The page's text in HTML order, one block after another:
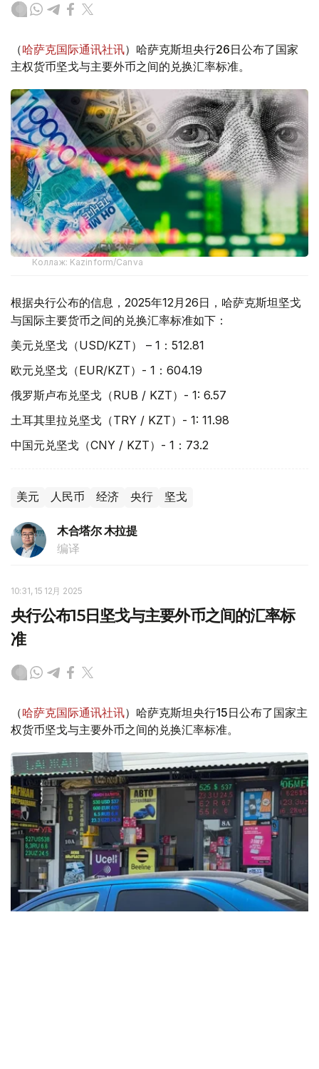
（哈萨克国际通讯社讯）哈萨克斯坦央行26日公布了国家
主权货币坚戈与主要外币之间的兑换汇率标准。
Коллаж: Kazinform/Canva
根据央行公布的信息，2025年12月26日，哈萨克斯坦坚戈
与国际主要货币之间的兑换汇率标准如下：
美元兑坚戈（USD/KZT） – 1：512.81
欧元兑坚戈（EUR/KZT）- 1：604.19
俄罗斯卢布兑坚戈（RUB / KZT）- 1: 6.57
土耳其里拉兑坚戈（TRY / KZT）- 1: 11.98
中国元兑坚戈（CNY / KZT）- 1：73.2
美元 人民币 经济 央行 坚戈
木合塔尔 木拉提
编译
10:31, 15 12月 2025
央行公布15日坚戈与主要外币之间的汇率标
准
（哈萨克国际通讯社讯）哈萨克斯坦央行15日公布了国家主
权货币坚戈与主要外币之间的兑换汇率标准。